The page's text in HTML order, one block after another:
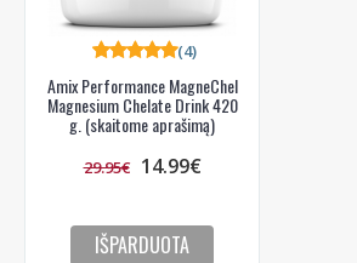
Amix Performance MagneChel
Magnesium Chelate Drink 420
g. (skaitome aprašimą)
(4)
29.95€ 14.99€
IŠPARDUOTA